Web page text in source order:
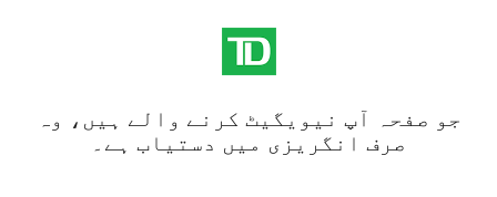
جو صفحہ آپ نیویگیٹ کرنے والے ہیں، وہ
صرف انگریزی میں دستیاب ہے۔